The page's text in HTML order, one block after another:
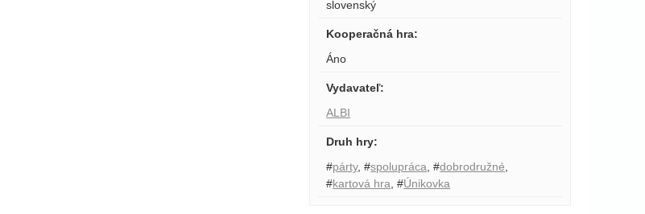
slovenský
Kooperačná hra:
Áno
Vydavateľ:
ALBI
Druh hry:
#párty,#spolupráca ,#dobrodružné
#kartová hra ,#Únikovka